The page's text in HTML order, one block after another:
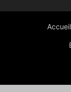
Accueil